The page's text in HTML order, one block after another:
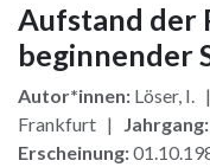
Aufstand der
beginnender
Autor*innen: Löser, I. |
Frankfurt | Jahrgang:
Erscheinung: